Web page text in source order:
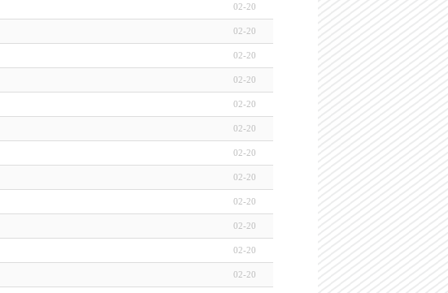
02-20
02-20
02-20
02-20
02-20
02-20
02-20
02-20
02-20
02-20
02-20
02-20